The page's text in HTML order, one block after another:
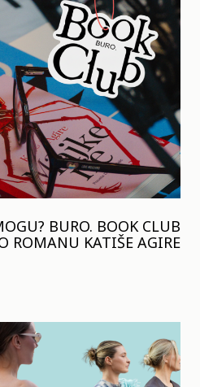
BURO. BOOK CLUB
ROMANU KATIŠE AGIRE